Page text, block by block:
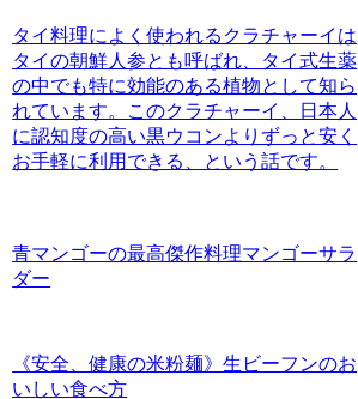
タイ料理によく使われるクラチャーイは
タイの朝鮮人参とも呼ばれ、タイ式生薬
の中でも特に効能のある植物として知ら
れています。このクラチャーイ、日本人
に認知度の高い黒ウコンよりずっと安く
お手軽に利用できる、という話です。
青マンゴーの最高傑作料理マンゴーサラ
ダー
《安全、健康の米粉麺》生ビーフンのお
いしい食べ方